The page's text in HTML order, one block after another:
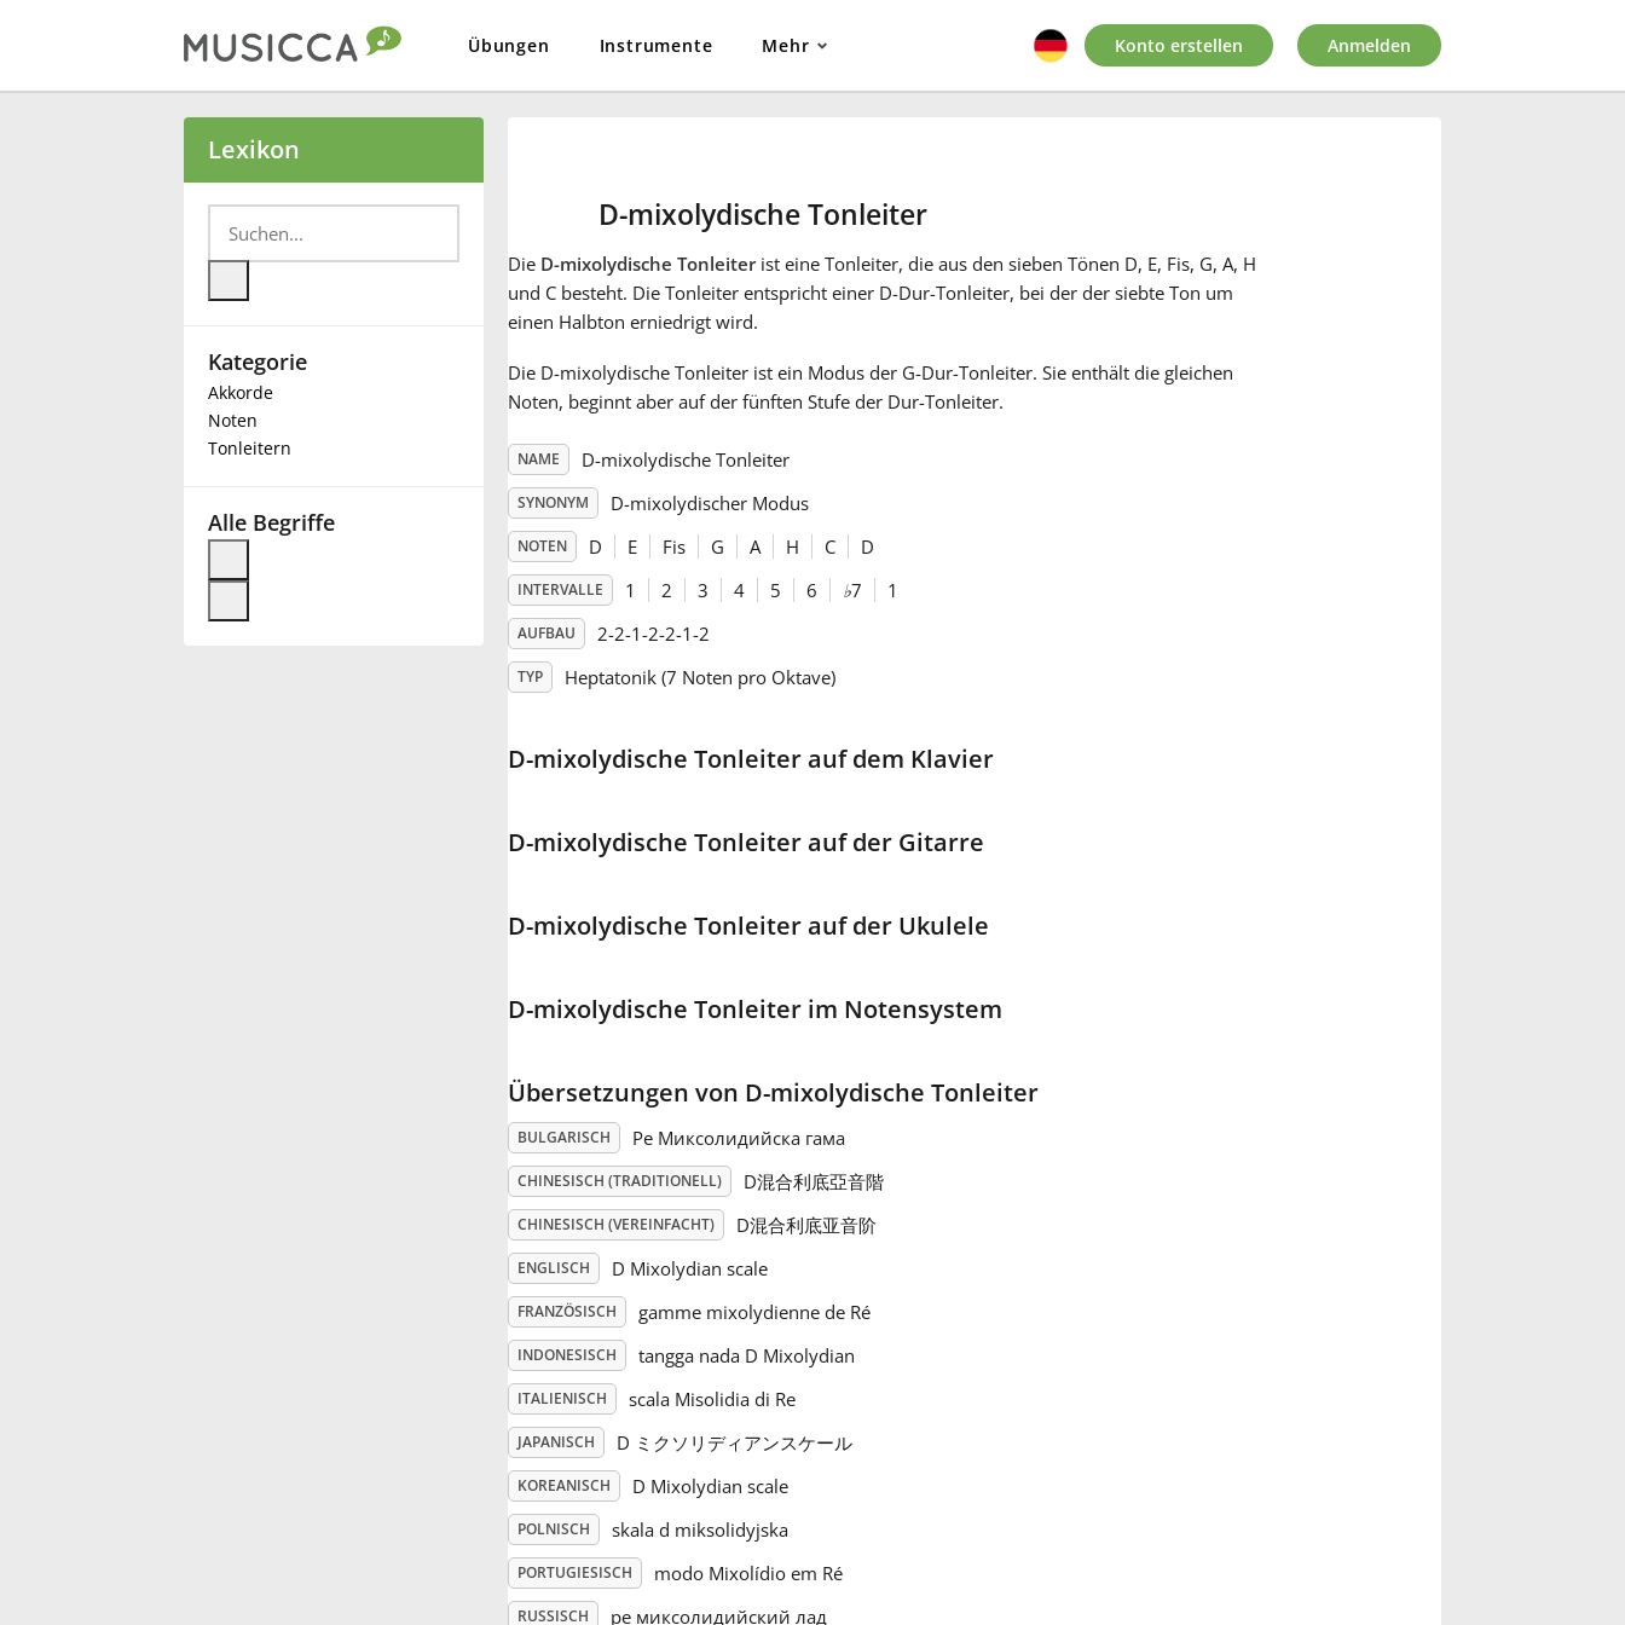
Übungen Instrumente Mehr
Български
Deutsch
Español
Français
Konto erstellen Anmelden
Lexikon
Kategorie
Akkorde
Noten
Tonleitern
Alle Begriffe
D-mixolydische Tonleiter
Die D-mixolydische Tonleiterist eine Tonleiter, die aus den sieben Tönen D, E, Fis, G, A, H
und C besteht. Die Tonleiter entspricht einer D-Dur-Tonleiter, bei der der siebte Ton um
einen Halbton erniedrigt wird.
Die D-mixolydische Tonleiter ist ein Modus der G-Dur-Tonleiter. Sie enthält die gleichen
Noten, beginnt aber auf der fünften Stufe der Dur-Tonleiter.
NAME D-mixolydische Tonleiter
SYNONYM D-mixolydischer Modus
NOTEN D E Fis G A H C D
INTERVALLE 1 2 3 4 5 6 ♭7 1
AUFBAU 2-2-1-2-2-1-2
TYP Heptatonik (7 Noten pro Oktave)
D-mixolydische Tonleiter auf dem Klavier
D-mixolydische Tonleiter auf der Gitarre
D-mixolydische Tonleiter auf der Ukulele
D-mixolydische Tonleiter im Notensystem
Übersetzungen von D-mixolydische Tonleiter
BULGARISCH Ре Миксолидийска гама
CHINESISCH (TRADITIONELL) D混合利底亞音階
CHINESISCH (VEREINFACHT) D混合利底亚音阶
ENGLISCH D Mixolydian scale
FRANZÖSISCH gamme mixolydienne de Ré
INDONESISCH tangga nada D Mixolydian
ITALIENISCH scala Misolidia di Re
JAPANISCH D ミクソリディアンスケール
KOREANISCH D Mixolydian scale
POLNISCH skala d miksolidyjska
PORTUGIESISCH modo Mixolídio em Ré
RUSSISCH ре миксолидийский лад